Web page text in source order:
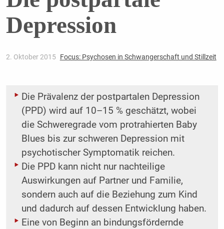
Depression
2. Oktober 2015 Focus: Psychosen in Schwangerschaft und Stillzeit
Die Prävalenz der postpartalen Depression
(PPD) wird auf 10–15 % geschätzt, wobei
die Schweregrade vom protrahierten Baby
Blues bis zur schweren Depression mit
psychotischer Symptomatik reichen.
Die PPD kann nicht nur nachteilige
Auswirkungen auf Partner und Familie,
sondern auch auf die Beziehung zum Kind
und dadurch auf dessen Entwicklung haben.
Eine von Beginn an bindungsfördernde